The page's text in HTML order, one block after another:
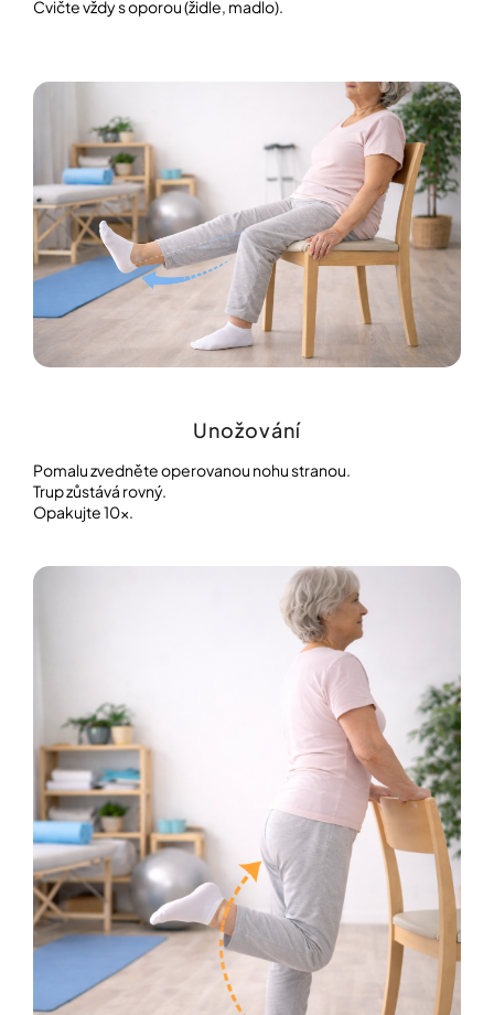
Cvičte vždy s oporou (židle, madlo).
Unožování
Pomalu zvedněte operovanou nohu stranou.
Trup zůstává rovný.
Opakujte 10×.